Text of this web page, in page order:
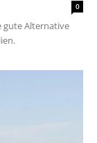
0
gute Alternative